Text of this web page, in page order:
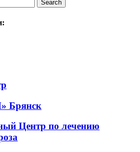
Центр по лечению